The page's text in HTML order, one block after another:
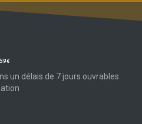
59€
un délais de 7 jours ouvrables